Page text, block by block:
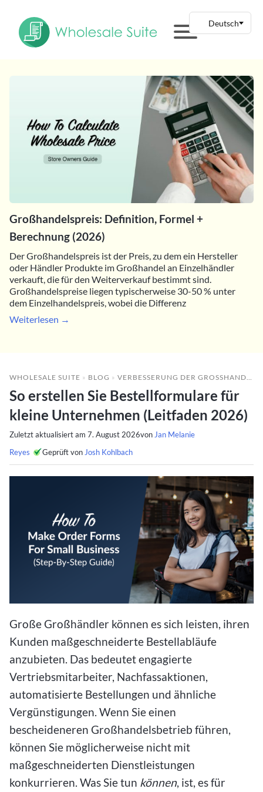
Großhandelspreis: Definition, Formel +
Berechnung (2026)
Der Großhandelspreis ist der Preis, zu dem ein Hersteller
oder Händler Produkte im Großhandel an Einzelhändler
verkauft, die für den Weiterverkauf bestimmt sind.
Großhandelspreise liegen typischerweise 30-50 % unter
dem Einzelhandelspreis, wobei die Differenz
Weiterlesen →
WHOLESALE SUITE » BLOG » VERBESSERUNG DER GROSSHANDELSLEISTUNG
So erstellen Sie Bestellformulare für
kleine Unternehmen (Leitfaden 2026)
Zuletzt aktualisiert am 7. August 2026von Jan Melanie
Reyes
Geprüft von Josh Kohlbach
Große Großhändler können es sich leisten, ihren
Kunden maßgeschneiderte Bestellabläufe
anzubieten. Das bedeutet engagierte
Vertriebsmitarbeiter, Nachfassaktionen,
automatisierte Bestellungen und ähnliche
Vergünstigungen. Wenn Sie einen
bescheideneren Großhandelsbetrieb führen,
können Sie möglicherweise nicht mit
maßgeschneiderten Dienstleistungen
konkurrieren. Was Sie tun können, ist, es für